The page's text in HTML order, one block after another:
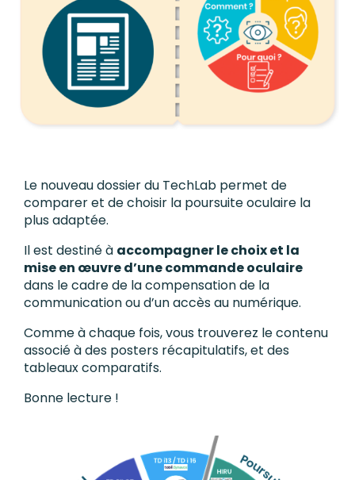
Le nouveau dossier du TechLab permet de
comparer et de choisir la poursuite oculaire la
plus adaptée.
Il est destiné à accompagner le choix et la
mise en œuvre d’une commande oculaire
dans le cadre de la compensation de la
communication ou d’un accès au numérique.
Comme à chaque fois, vous trouverez le contenu
associé à des posters récapitulatifs, et des
tableaux comparatifs.
Bonne lecture !